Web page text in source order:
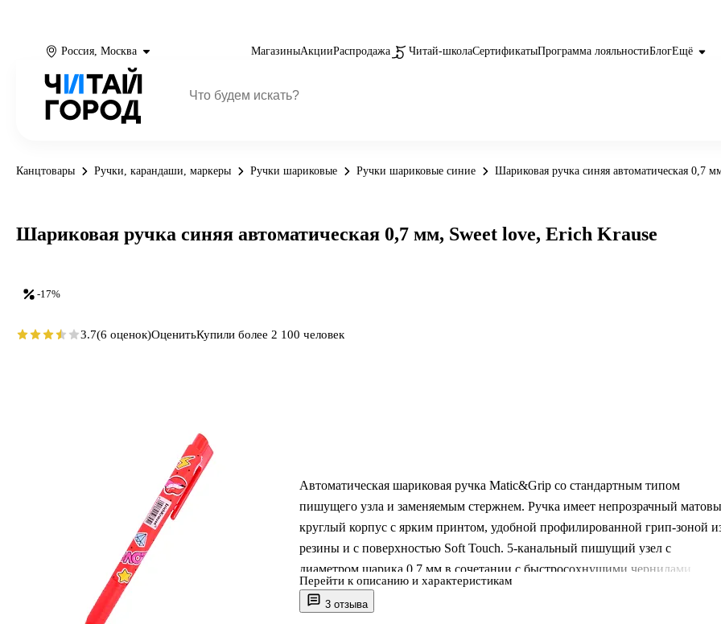
Россия, Москва МагазиныАкцииРаспродажа Читай-школаСертификатыПрограмма лояльностиБлогЕщё
Канцтовары Ручки, карандаши, маркеры Ручки шариковые Ручки шариковые синие Шариковая ручка синяя автоматическая 0,7
3 отзыва
Автоматическая шариковая ручка Matic&Grip со стандартным типом
пишущего узла и заменяемым стержнем. Ручка имеет непрозрачный
круглый корпус с ярким принтом, удобной профилированной грип-зоной
резины и с поверхностью Soft Touch. 5-канальный пишущий узел с
диаметром шарика 0.7 мм в сочетании с быстросохнущими чернилами
обеспечивает мягкое и быстрое письмо. Длина непрерывной линии
составляет 1200 м при толщине 0.35 мм, что является высоким показателем в
Перейти к описанию и характеристикам
-17%
Шариковая ручка синяя автоматическая 0,7 мм, Sweet love, Erich Krause
3.7(6 оценок)ОценитьКупили более 2 100 человек